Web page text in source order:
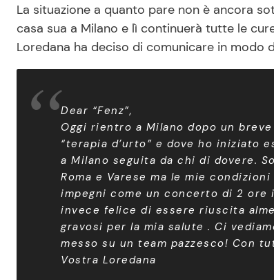
La situazione a quanto pare non è ancora
casa sua a Milano e lì continuerà tutte le
Loredana ha deciso di comunicare in
Dear “Fenz”,
Oggi rientro a Milano dopo un
“terapia d’urto” e dove ho iniziato
a Milano seguita da chi di dovere.
Roma e Varese ma le mie
impegni come un concerto di 2 ore
invece felice di essere riuscita
gravosi per la mia salute . Ci
messo su un team pazzesco! Con
Vostra Loredana